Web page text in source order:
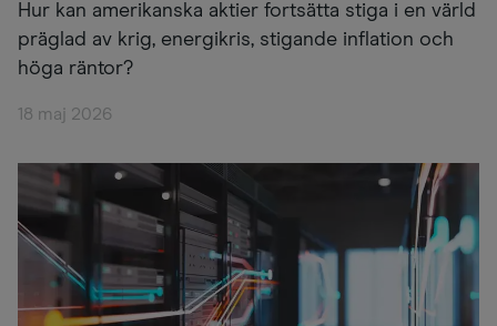
Hur kan amerikanska aktier fortsätta stiga i en värld
präglad av krig, energikris, stigande inflation och
höga räntor?
18 maj 2026